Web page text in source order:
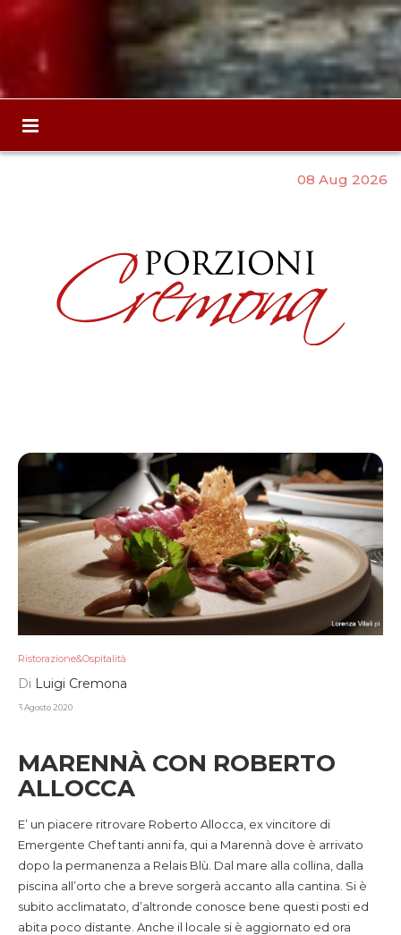
08 Aug 2026
Ristorazione&Ospitalità
Di Luigi Cremona
3 Agosto 2020
MARENNÀ CON ROBERTO
ALLOCCA
E’ un piacere ritrovare Roberto Allocca, ex vincitore di
Emergente Chef tanti anni fa, qui a Marennà dove è arrivato
dopo la permanenza a Relais Blù. Dal mare alla collina, dalla
piscina all’orto che a breve sorgerà accanto alla cantina. Si è
subito acclimatato, d’altronde conosce bene questi posti ed
abita poco distante. Anche il locale si è aggiornato ed ora